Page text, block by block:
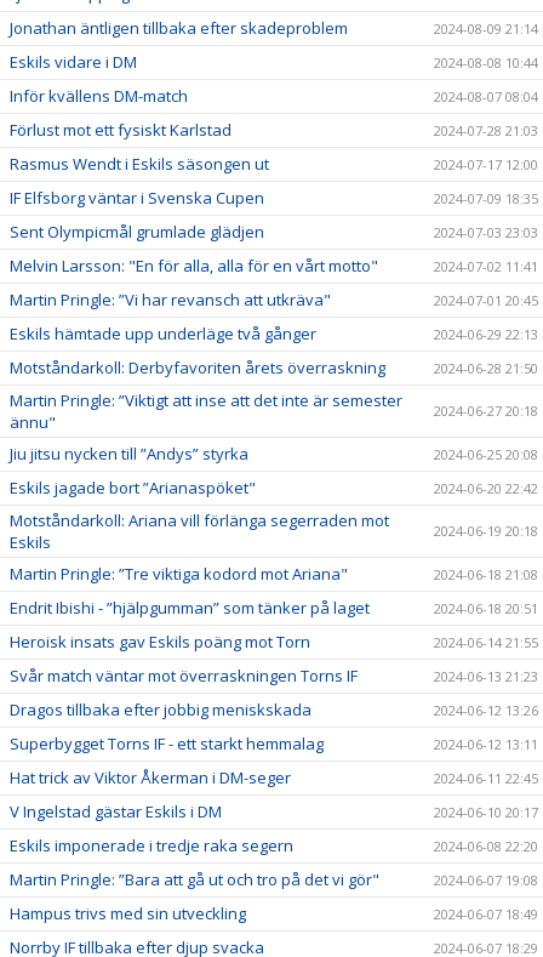
Jonathan äntligen tillbaka efter skadeproblem 2024-08-09 21:14
Eskils vidare i DM 2024-08-08 10:44
Inför kvällens DM-match 2024-08-07 08:04
Förlust mot ett fysiskt Karlstad 2024-07-28 21:03
Rasmus Wendt i Eskils säsongen ut 2024-07-17 12:00
IF Elfsborg väntar i Svenska Cupen 2024-07-09 18:35
Sent Olympicmål grumlade glädjen 2024-07-03 23:03
Melvin Larsson: "En för alla, alla för en vårt motto" 2024-07-02 11:41
Martin Pringle: ”Vi har revansch att utkräva" 2024-07-01 20:45
Eskils hämtade upp underläge två gånger 2024-06-29 22:13
Motståndarkoll: Derbyfavoriten årets överraskning 2024-06-28 21:50
Martin Pringle: ”Viktigt att inse att det inte är semester
ännu"
2024-06-27 20:18
Jiu jitsu nycken till ”Andys” styrka 2024-06-25 20:08
Eskils jagade bort ”Arianaspöket" 2024-06-20 22:42
Motståndarkoll: Ariana vill förlänga segerraden mot
Eskils
2024-06-19 20:18
Martin Pringle: ”Tre viktiga kodord mot Ariana" 2024-06-18 21:08
Endrit Ibishi - ”hjälpgumman” som tänker på laget 2024-06-18 20:51
Heroisk insats gav Eskils poäng mot Torn 2024-06-14 21:55
Svår match väntar mot överraskningen Torns IF 2024-06-13 21:23
Dragos tillbaka efter jobbig meniskskada 2024-06-12 13:26
Superbygget Torns IF - ett starkt hemmalag 2024-06-12 13:11
Hat trick av Viktor Åkerman i DM-seger 2024-06-11 22:45
V Ingelstad gästar Eskils i DM 2024-06-10 20:17
Eskils imponerade i tredje raka segern 2024-06-08 22:20
Martin Pringle: ”Bara att gå ut och tro på det vi gör" 2024-06-07 19:08
Hampus trivs med sin utveckling 2024-06-07 18:49
Norrby IF tillbaka efter djup svacka 2024-06-07 18:29